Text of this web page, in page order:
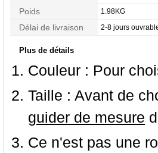
Morphologie
Poids 1.98KG
Délai de livraison 2-8 jours
Plus de détails
Couleur : Pour
Taille : Avant de
guider de mesure
Ce n'est pas une